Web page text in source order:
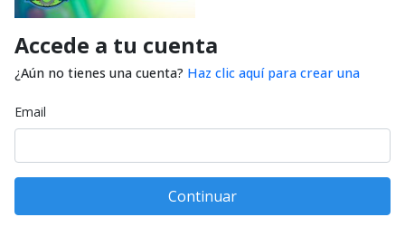
Accede a tu cuenta
¿Aún no tienes una cuenta? Haz clic aquí para crear una
Email
Continuar